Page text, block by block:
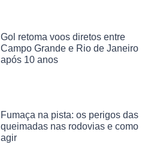
Gol retoma voos diretos entre
Campo Grande e Rio de Janeiro
após 10 anos
Fumaça na pista: os perigos das
queimadas nas rodovias e como
agir